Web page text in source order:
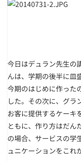
今日はデュラン先生の
んは、学期の後半に皿
今期のはじめに作った
した。その次に、グラ
お客に提供するケーキ
ともに、作り方はだん
の場合、サービスの学
ュニケーションをこれ